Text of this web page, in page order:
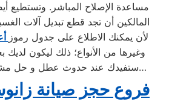
مساعدة الإصلاح المباشر. وتستطيع
المالكين أن تجد قطع تبديل آلات
لأن يمكنك الاطلاع على جدول رموز
وغيرها من الأنواع؛ ذلك ليكون
ستفيدك عند حدوث عطل و حل مشاكل غسالة زانوسى…
فروع حجز صيانة